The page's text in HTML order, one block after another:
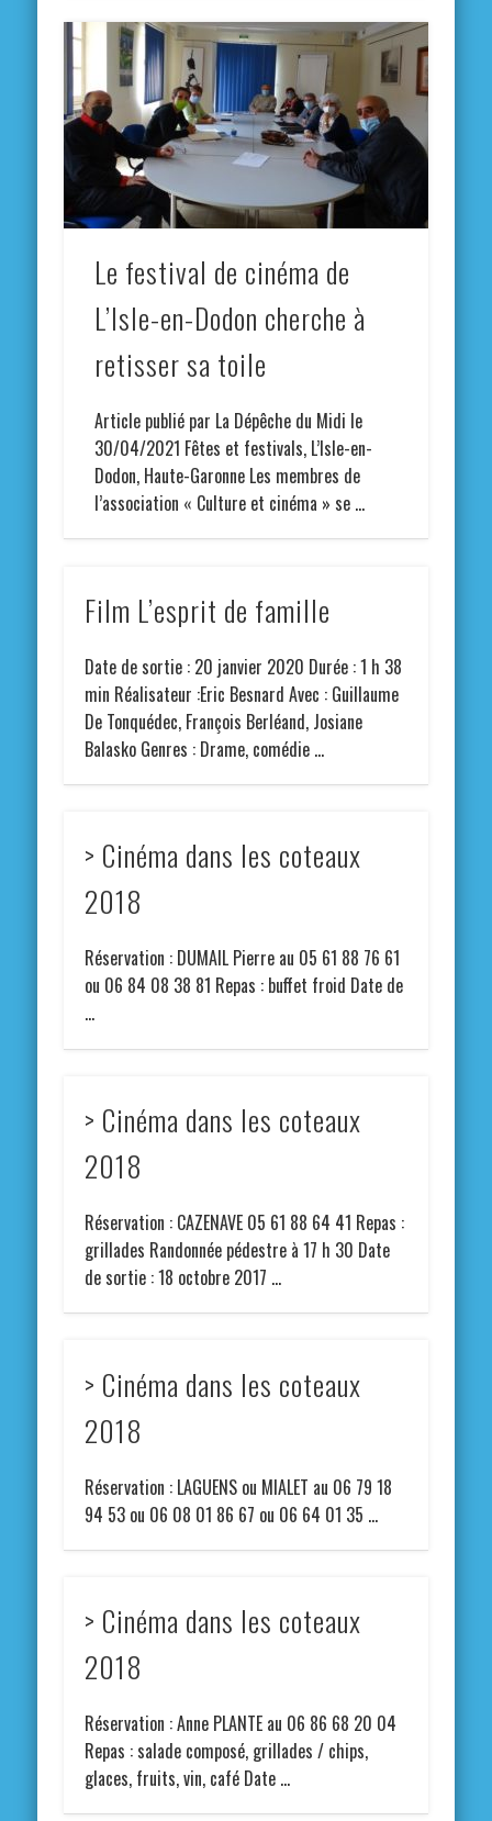
Le festival de cinéma de
L’Isle-en-Dodon cherche à
retisser sa toile
Article publié par La Dépêche du Midi le
30/04/2021 Fêtes et festivals, L’Isle-en-
Dodon, Haute-Garonne Les membres de
l’association « Culture et cinéma » se …
Film L’esprit de famille
Date de sortie : 20 janvier 2020 Durée : 1 h 38
min Réalisateur :Eric Besnard Avec : Guillaume
De Tonquédec, François Berléand, Josiane
Balasko Genres : Drame, comédie …
> Cinéma dans les coteaux
2018
Réservation : DUMAIL Pierre au 05 61 88 76 61
ou 06 84 08 38 81 Repas : buffet froid Date de
…
> Cinéma dans les coteaux
2018
Réservation : CAZENAVE 05 61 88 64 41 Repas :
grillades Randonnée pédestre à 17 h 30 Date
de sortie : 18 octobre 2017 …
> Cinéma dans les coteaux
2018
Réservation : LAGUENS ou MIALET au 06 79 18
94 53 ou 06 08 01 86 67 ou 06 64 01 35 …
> Cinéma dans les coteaux
2018
Réservation : Anne PLANTE au 06 86 68 20 04
Repas : salade composé, grillades / chips,
glaces, fruits, vin, café Date …